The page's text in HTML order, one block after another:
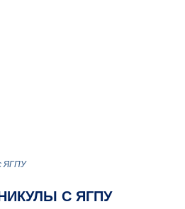
ЯГПУ
С ЯГПУ